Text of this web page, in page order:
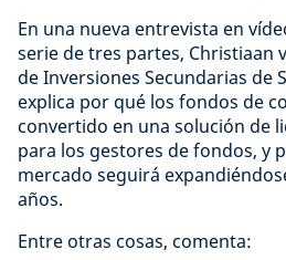
En una nueva entrevista en
serie de tres partes, Christiaan
de Inversiones Secundarias de
explica por qué los fondos de
convertido en una solución de
para los gestores de fondos, y
mercado seguirá
años.
Entre otras cosas, comenta: